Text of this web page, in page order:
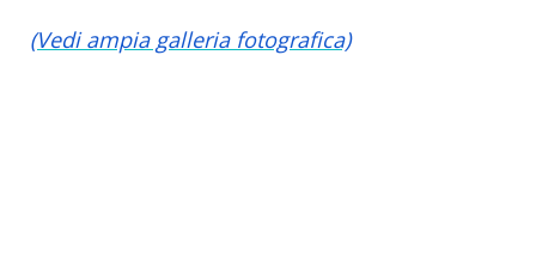
(Vedi ampia galleria fotografica)